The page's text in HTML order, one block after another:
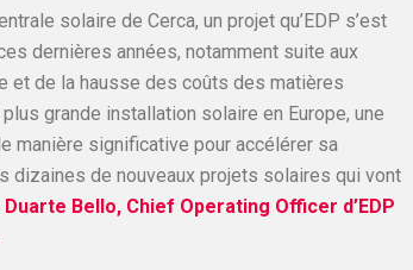
solaire de Cerca, un projet qu’EDP s’est
dernières années, notamment suite aux
et de la hausse des coûts des matières
grande installation solaire en Europe, une
manière significative pour accélérer sa
dizaines de nouveaux projets solaires qui vont
Duarte Bello, Chief Operating Officer d’EDP